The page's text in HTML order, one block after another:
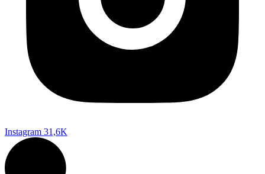
Instagram 31,6K